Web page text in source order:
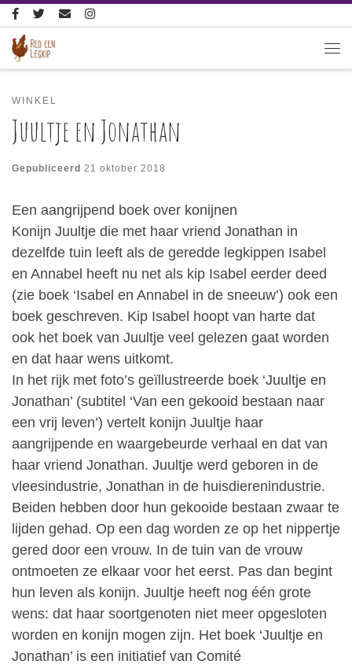
Ga naar inhoud
WINKEL
Juultje en Jonathan
Gepubliceerd 21 oktober 2018
Een aangrijpend boek over konijnen
Konijn Juultje die met haar vriend Jonathan in
dezelfde tuin leeft als de geredde legkippen Isabel
en Annabel heeft nu net als kip Isabel eerder deed
(zie boek ‘Isabel en Annabel in de sneeuw’) ook een
boek geschreven. Kip Isabel hoopt van harte dat
ook het boek van Juultje veel gelezen gaat worden
en dat haar wens uitkomt.
In het rijk met foto’s geïllustreerde boek ‘Juultje en
Jonathan’ (subtitel ‘Van een gekooid bestaan naar
een vrij leven’) vertelt konijn Juultje haar
aangrijpende en waargebeurde verhaal en dat van
haar vriend Jonathan. Juultje werd geboren in de
vleesindustrie, Jonathan in de huisdierenindustrie.
Beiden hebben door hun gekooide bestaan zwaar te
lijden gehad. Op een dag worden ze op het nippertje
gered door een vrouw. In de tuin van de vrouw
ontmoeten ze elkaar voor het eerst. Pas dan begint
hun leven als konijn. Juultje heeft nog één grote
wens: dat haar soortgenoten niet meer opgesloten
worden en konijn mogen zijn. Het boek ‘Juultje en
Jonathan’ is een initiatief van Comité